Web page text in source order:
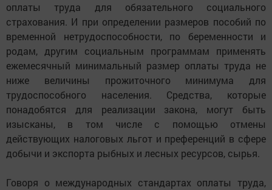
оплаты труда для обязательного социального
страхования. И при определении размеров пособий по
временной нетрудоспособности, по беременности и
родам, другим социальным программам применять
ежемесячный минимальный размер оплаты труда не
ниже величины прожиточного минимума для
трудоспособного населения. Средства, которые
понадобятся для реализации закона, могут быть
изысканы, в том числе с помощью отмены
действующих налоговых льгот и преференций в сфере
добычи и экспорта рыбных и лесных ресурсов, сырья.
Говоря о международных стандартах оплаты труда,